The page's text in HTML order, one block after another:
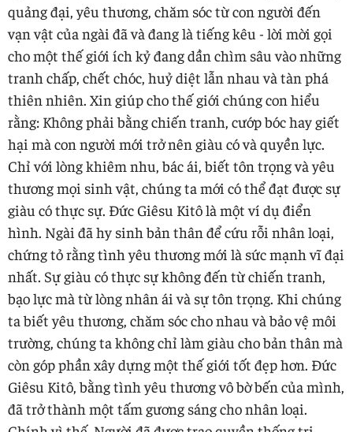
quảng đại, yêu thương, chăm sóc từ con người đến
vạn vật của ngài đã và đang là tiếng kêu - lời mời gọi
cho một thế giới ích kỷ đang dần chìm sâu vào những
tranh chấp, chết chóc, huỷ diệt lẫn nhau và tàn phá
thiên nhiên. Xin giúp cho thế giới chúng con hiểu
rằng: Không phải bằng chiến tranh, cướp bóc hay giết
hại mà con người mới trở nên giàu có và quyền lực.
Chỉ với lòng khiêm nhu, bác ái, biết tôn trọng và yêu
thương mọi sinh vật, chúng ta mới có thể đạt được sự
giàu có thực sự. Đức Giêsu Kitô là một ví dụ điển
hình. Ngài đã hy sinh bản thân để cứu rỗi nhân loại,
chứng tỏ rằng tình yêu thương mới là sức mạnh vĩ đại
nhất. ​​Sự giàu có thực sự không đến từ chiến tranh,
bạo lực mà từ lòng nhân ái và sự tôn trọng. Khi chúng
ta biết yêu thương, chăm sóc cho nhau và bảo vệ môi
trường, chúng ta không chỉ làm giàu cho bản thân mà
còn góp phần xây dựng một thế giới tốt đẹp hơn. Đức
Giêsu Kitô, bằng tình yêu thương vô bờ bến của mình,
đã trở thành một tấm gương sáng cho nhân loại.